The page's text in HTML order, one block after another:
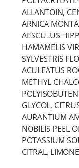
ALLANTOIN,
ARNICA
AESCULUS
HAMAMELIS
SYLVESTRIS
ACULEATUS
METHYL
GLYCOL,
AURANTIUM
NOBILIS PEEL
POTASSIUM
CITRAL,